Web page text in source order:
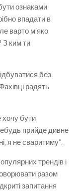
ознаками
впадати в
варто м’яко
З ким ти
без
радять
хочу бути
прийде дивне
я не сваритиму”.
трендів і
разом
запитання